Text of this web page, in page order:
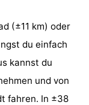
(±11 km) oder
du einfach
kannst du
und von
fahren. In ±38